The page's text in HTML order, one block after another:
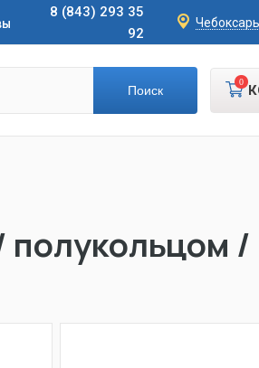
8 (843) 293 35
92
0
полукольцом /